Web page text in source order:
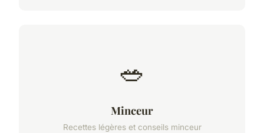
🥗
Minceur
Recettes légères et conseils minceur